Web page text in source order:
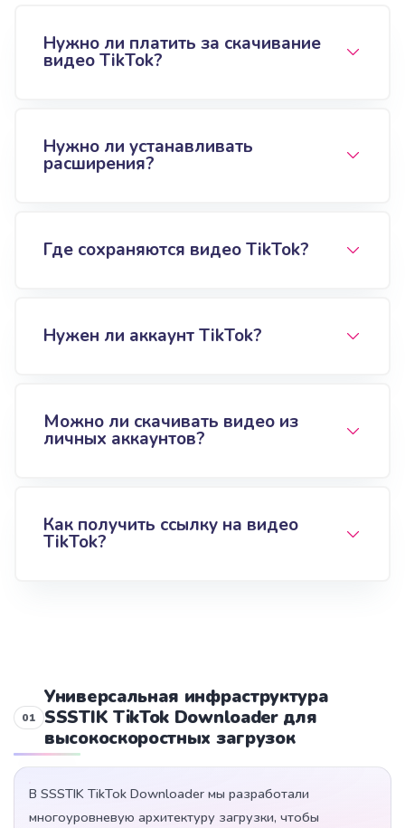
Нужно ли платить за скачивание
видео TikTok?
Нужно ли устанавливать
расширения?
Где сохраняются видео TikTok?
Нужен ли аккаунт TikTok?
Можно ли скачивать видео из
личных аккаунтов?
Как получить ссылку на видео
TikTok?
Универсальная инфраструктура
SSSTIK TikTok Downloader для
высокоскоростных загрузок
В SSSTIK TikTok Downloader мы разработали
многоуровневую архитектуру загрузки, чтобы